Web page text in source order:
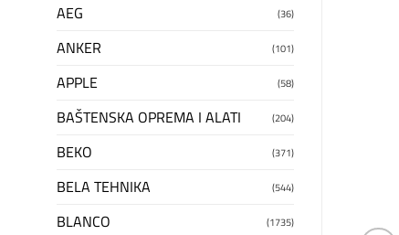
AEG (36)
ANKER (101)
APPLE (58)
BAŠTENSKA OPREMA I ALATI (204)
BEKO (371)
BELA TEHNIKA (544)
BLANCO (1735)